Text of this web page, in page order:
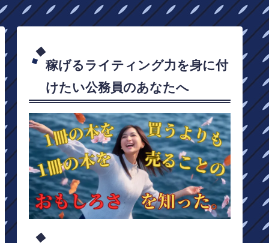
稼げるライティング力を身に付
けたい公務員のあなたへ